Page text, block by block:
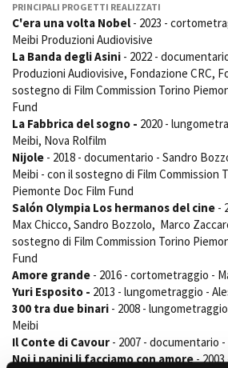
Privacy
Cookie policy
Whistleblowing
Credits
PRINCIPALI PROGETTI REALIZZATI
C'era una volta Nobel - 2023 -
Meibi Produzioni Audiovisive
La Banda degli Asini - 2022 -
Produzioni Audiovisive, Fondazione CRC,
sostegno di Film Commission Torino
Fund
La Fabbrica del sogno - 2020 -
Meibi, Nova Rolfilm
Nijole - 2018 - documentario - Sandro
Meibi - con il sostegno di Film Commission
Piemonte Doc Film Fund
Salón Olympia Los hermanos del cine -
Max Chicco, Sandro Bozzolo, Marco
sostegno di Film Commission Torino
Fund
Amore grande - 2016 - cortometraggio -
Yuri Esposito - 2013 - lungometraggio -
300 tra due binari - 2008 -
Meibi
Il Conte di Cavour - 2007 - documentario
Noi i panini li facciamo con amore-